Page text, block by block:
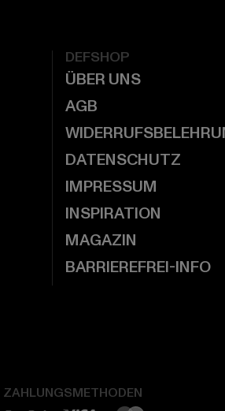
DEFSHOP
ÜBER UNS
AGB
DATENSCHUTZ
IMPRESSUM
INSPIRATION
MAGAZIN
BARRIEREFREI-INFO
ZAHLUNGSMETHODEN